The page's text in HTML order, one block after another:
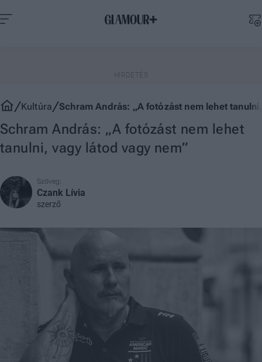
Kultúra Schram András: „A fotózást nem lehet
Schram András: „A fotózást nem lehet
tanulni, vagy látod vagy nem”
Szöveg:
Czank Lívia
szerző